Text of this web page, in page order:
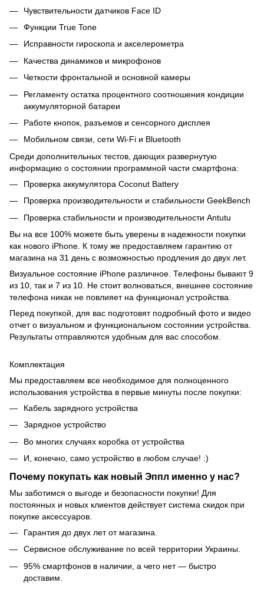
Чувствительности датчиков Face ID
Функции True Tone
Исправности гироскопа и акселерометра
Качества динамиков и микрофонов
Четкости фронтальной и основной камеры
Регламенту остатка процентного соотношения кондиции
аккумуляторной батареи
Работе кнопок, разъемов и сенсорного дисплея
Мобильном связи, сети Wi-Fi и Bluetooth
Среди дополнительных тестов, дающих развернутую
информацию о состоянии программной части смартфона:
Проверка аккумулятора Coconut Battery
Проверка производительности и стабильности GeekBench
Проверка стабильности и производительности Antutu
Вы на все 100% можете быть уверены в надежности покупки
как нового iPhone. К тому же предоставляем гарантию от
магазина на 31 день с возможностью продления до двух лет.
Визуальное состояние iPhone различное. Телефоны бывают 9
из 10, так и 7 из 10. Не стоит волноваться, внешнее состояние
телефона никак не повлияет на функционал устройства.
Перед покупкой, для вас подготовят подробный фото и видео
отчет о визуальном и функциональном состоянии устройства.
Результаты отправляются удобным для вас способом.
Комплектация
Мы предоставляем все необходимое для полноценного
использования устройства в первые минуты после покупки:
Кабель зарядного устройства
Зарядное устройство
Во многих случаях коробка от устройства
И, конечно, само устройство в любом случае! :)
Почему покупать как новый Эппл именно у нас?
Мы заботимся о выгоде и безопасности покупки! Для
постоянных и новых клиентов действует система скидок при
покупке аксессуаров.
Гарантия до двух лет от магазина.
Сервисное обслуживание по всей территории Украины.
95% смартфонов в наличии, а чего нет — быстро
доставим.